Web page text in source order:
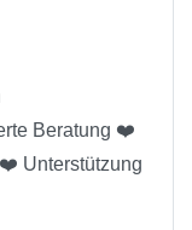
Beratung ❤️
Unterstützung